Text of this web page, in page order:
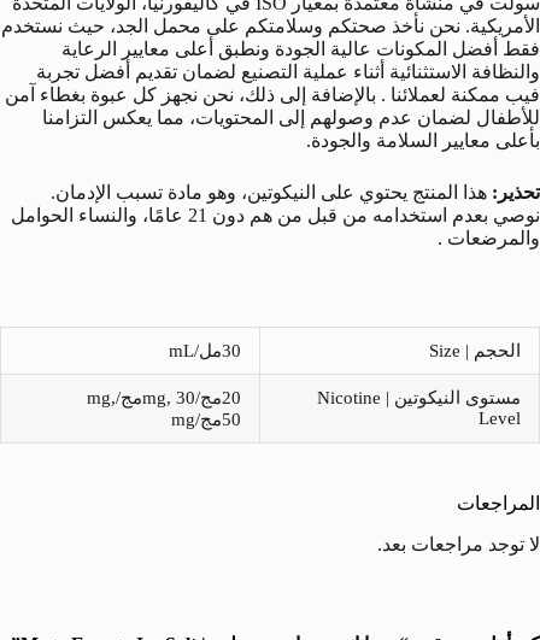
الأمريكية. نحن نأخذ صحتكم وسلامتكم على محمل الجد، حيث نستخدم
فقط أفضل المكونات عالية الجودة ونطبق أعلى معايير الرعاية
والنظافة الاستثنائية أثناء عملية التصنيع لضمان تقديم أفضل تجربة
فيب ممكنة لعملائنا . بالإضافة إلى ذلك، نحن نجهز كل عبوة بغطاء آمن
للأطفال لضمان عدم وصولهم إلى المحتويات، مما يعكس التزامنا
بأعلى معايير السلامة والجودة.
تحذير: هذا المنتج يحتوي على النيكوتين، وهو مادة تسبب الإدمان.
نوصي بعدم استخدامه من قبل من هم دون 21 عامًا، والنساء الحوامل
والمرضعات .
الحجم | Size 30مل/mL
مستوى النيكوتين | Nicotine
Level
20مج/mg, 30مج/mg,
50مج/mg
المراجعات
لا توجد مراجعات بعد.